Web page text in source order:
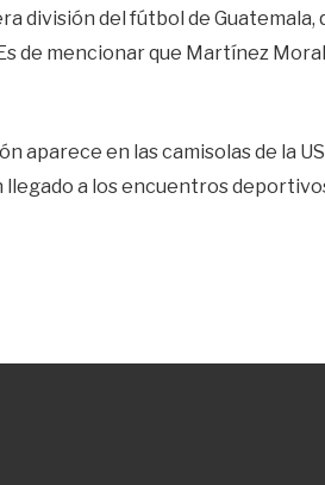
división del fútbol de Guatemala,
de mencionar que Martínez
aparece en las camisolas de la
a los encuentros